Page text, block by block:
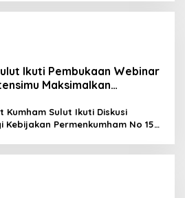
Ikuti Pembukaan Webinar
Maksimalkan
Kumham Sulut Ikuti Diskusi
Kebijakan Permenkumham No 15